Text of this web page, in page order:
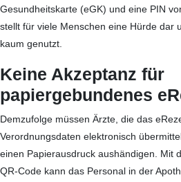
Gesundheitskarte (eGK) und eine PIN
stellt für viele Menschen eine Hürde dar
kaum genutzt.
Keine Akzeptanz für
papiergebundenes
Demzufolge müssen Ärzte, die das
Verordnungsdaten elektronisch
einen Papierausdruck aushändigen. Mit
QR-Code kann das Personal in der